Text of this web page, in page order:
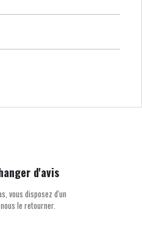
d'avis
vous disposez d'un
le retourner.